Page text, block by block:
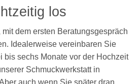
los
dem ersten Beratungsgespräch
Idealerweise vereinbaren Sie
bis sechs Monate vor der Hochzeit
Schmuckwerkstatt in
auch wenn Sie später dran